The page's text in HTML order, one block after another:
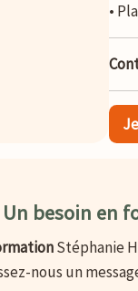
•
besoin en
Stéphanie
nous un